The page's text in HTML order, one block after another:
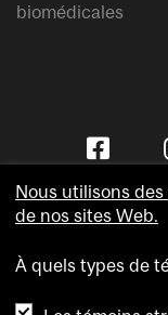
biomédicales
Nous utilisons
de nos sites Web.
À quels types de